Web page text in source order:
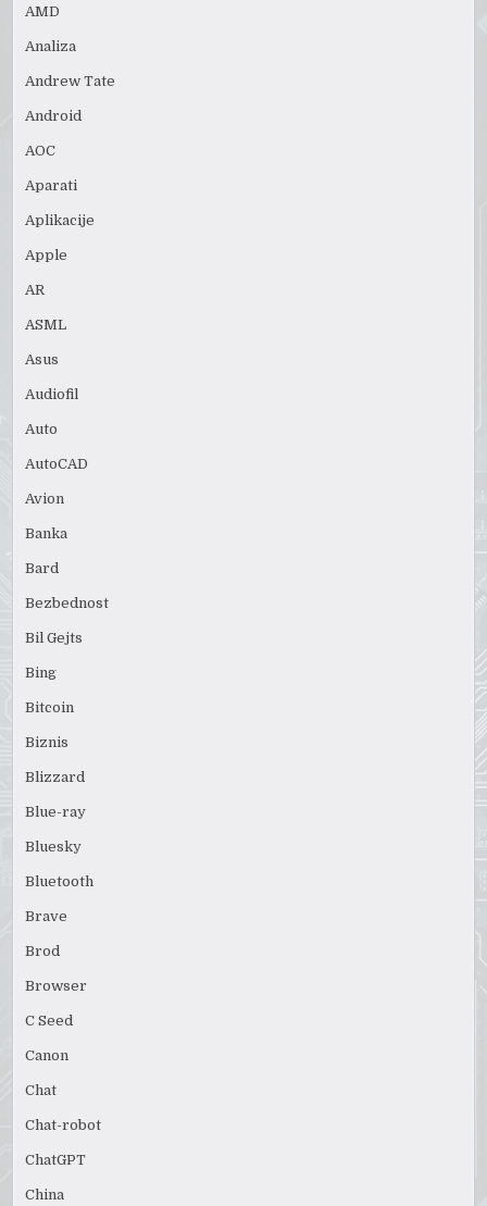
AMD
Analiza
Andrew Tate
Android
AOC
Aparati
Aplikacije
Apple
AR
ASML
Asus
Audiofil
Auto
AutoCAD
Avion
Banka
Bard
Bezbednost
Bil Gejts
Bing
Bitcoin
Biznis
Blizzard
Blue-ray
Bluesky
Bluetooth
Brave
Brod
Browser
C Seed
Canon
Chat
Chat-robot
ChatGPT
China